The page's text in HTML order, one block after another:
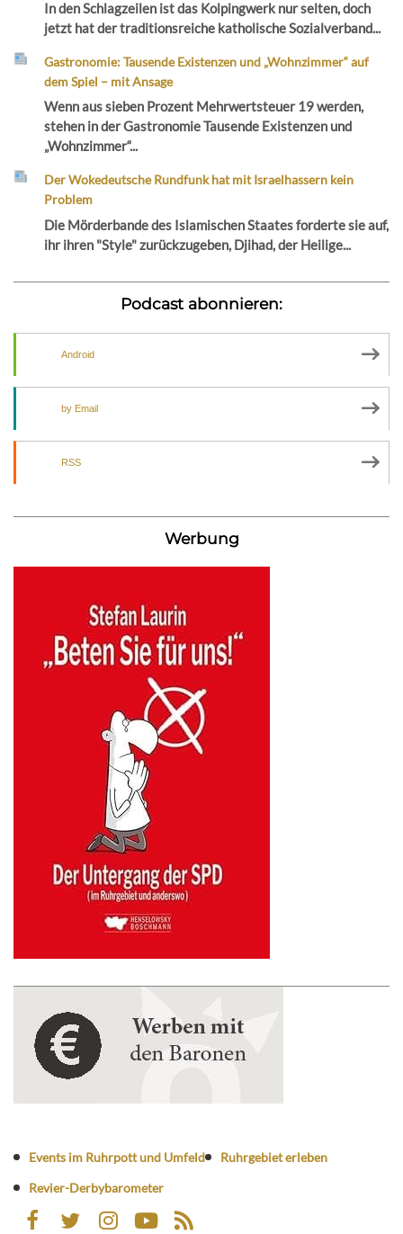
In den Schlagzeilen ist das Kolpingwerk nur selten, doch
jetzt hat der traditionsreiche katholische Sozialverband...
Gastronomie: Tausende Existenzen und „Wohnzimmer“ auf
dem Spiel – mit Ansage
Wenn aus sieben Prozent Mehrwertsteuer 19 werden,
stehen in der Gastronomie Tausende Existenzen und
„Wohnzimmer“...
Der Wokedeutsche Rundfunk hat mit Israelhassern kein
Problem
Die Mörderbande des Islamischen Staates forderte sie auf,
ihr ihren "Style" zurückzugeben, Djihad, der Heilige...
Podcast abonnieren:
Android
by Email
RSS
Werbung
Events im Ruhrpott und Umfeld
Ruhrgebiet erleben
Revier-Derbybarometer